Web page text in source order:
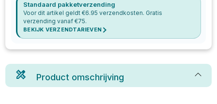
Standaard pakketverzending
Voor dit artikel geldt €6.95 verzendkosten. Gratis
verzending vanaf €75.
BEKIJK VERZENDTARIEVEN
Product omschrijving